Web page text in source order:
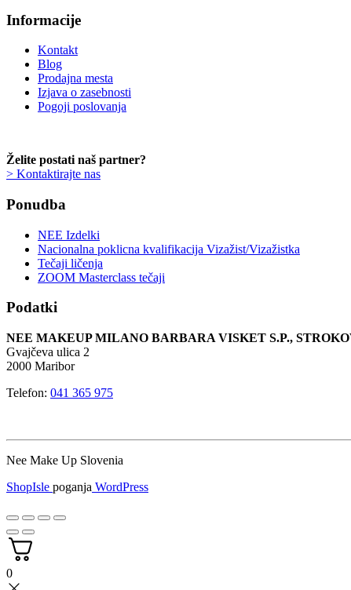
Informacije
Kontakt
Blog
Prodajna mesta
Izjava o zasebnosti
Pogoji poslovanja
Želite postati naš partner?
> Kontaktirajte nas
Ponudba
NEE Izdelki
Nacionalna poklicna kvalifikacija Vizažist/Vizažistka
Tečaji ličenja
ZOOM Masterclass tečaji
Podatki
NEE MAKEUP MILANO BARBARA VISKET S.P.,
Gvajčeva ulica 2
2000 Maribor
Telefon: 041 365 975
Nee Make Up Slovenia
ShopIsle poganja WordPress
0